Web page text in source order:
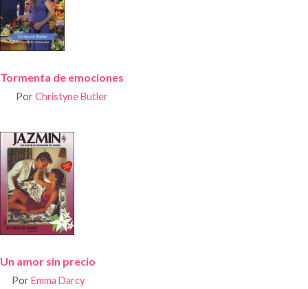
Tormenta de emociones
Por Christyne Butler
Un amor sin precio
Por Emma Darcy